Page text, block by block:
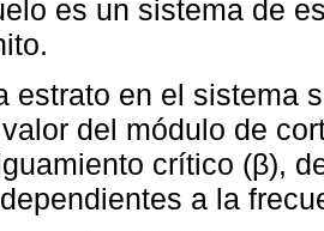
es un sistema de
estrato en el sistema
del módulo de
crítico (β),
a la